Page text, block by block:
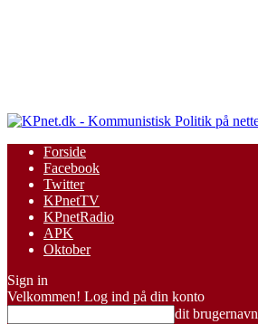
Forside
Facebook
Twitter
KPnetTV
KPnetRadio
APK
Oktober
Sign in
Velkommen! Log ind på din konto
dit brugernavn